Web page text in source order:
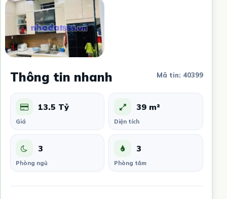
Thông tin nhanh Mã tin: 40399
13.5 Tỷ
Giá
39 m²
Diện tích
3
Phòng ngủ
3
Phòng tắm